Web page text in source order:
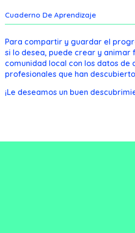
Cuaderno De Aprendizaje
Para compartir y guardar el
si lo desea, puede crear y animar
comunidad local con los datos de
profesionales que han
¡Le deseamos un buen